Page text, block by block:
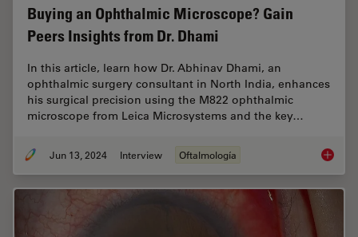
Buying an Ophthalmic Microscope? Gain
Peers Insights from Dr. Dhami
In this article, learn how Dr. Abhinav Dhami, an
ophthalmic surgery consultant in North India, enhances
his surgical precision using the M822 ophthalmic
microscope from Leica Microsystems and the key…
Jun 13, 2024 Interview Oftalmología Buying